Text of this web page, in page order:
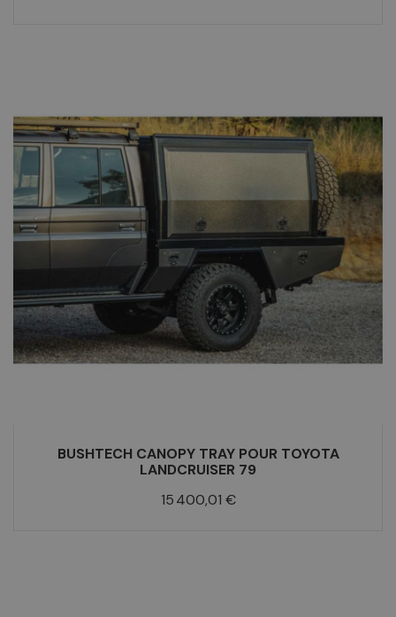
BUSHTECH CANOPY TRAY POUR TOYOTA
LANDCRUISER 79
Prix
15 400,01 €